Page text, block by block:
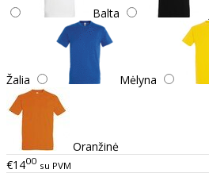
Balta
Žalia Mėlyna
Oranžinė
€1400 su PVM